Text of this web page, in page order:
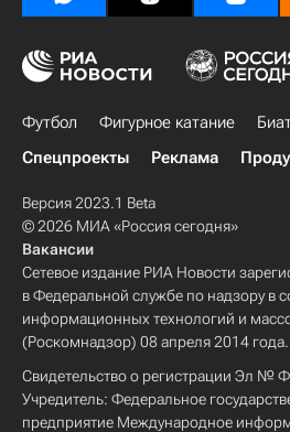
Футбол Фигурное катание
Спецпроекты
Реклама
Версия 2023.1 Beta
© 2026 МИА «Россия сегодня»
Вакансии
Сетевое издание РИА Новости
в Федеральной службе по надзору в
информационных технологий и
(Роскомнадзор) 08 апреля 2014 года.
Свидетельство о регистрации Эл №
Учредитель: Федеральное
предприятие Международное